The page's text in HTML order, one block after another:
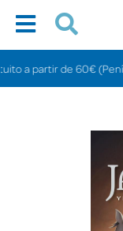
partir de 60€